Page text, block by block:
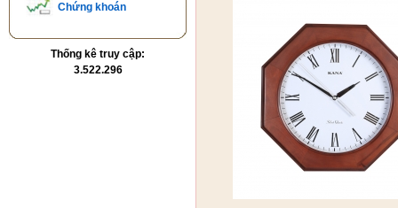
Chứng khoán
Thống kê truy cập:
3.522.296